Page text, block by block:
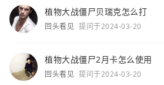
植物大战僵尸贝瑞克怎么打
回头看见 提问于2024-03-20
植物大战僵尸2月卡怎么使用
回头看见 提问于2024-03-20